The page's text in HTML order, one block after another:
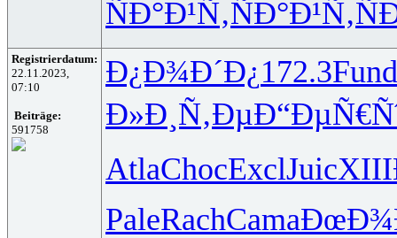
ÑÐ°Ð¹Ñ‚ÑÐ°Ð¹Ñ‚
Registrierdatum:
22.11.2023,
07:10
Beiträge:
591758
Ð¿Ð¾Ð´Ð¿172.3Fund
Ð»Ð¸Ñ‚Ðµ
AtlaChocExclJuicXIII
PaleRachCama